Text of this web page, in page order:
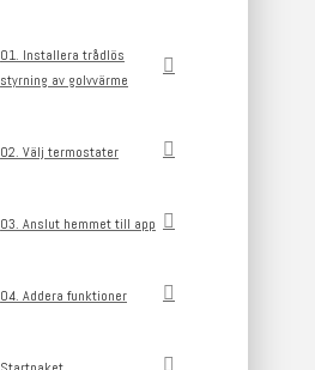
01. Installera trådlös
styrning av golvvärme
02. Välj termostater
03. Anslut hemmet till app
04. Addera funktioner